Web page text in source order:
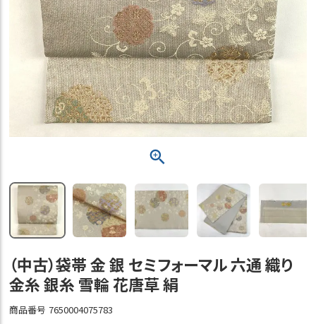
（中古）袋帯 金 銀 セミフォーマル 六通 織り
金糸 銀糸 雪輪 花唐草 絹
商品番号 7650004075783